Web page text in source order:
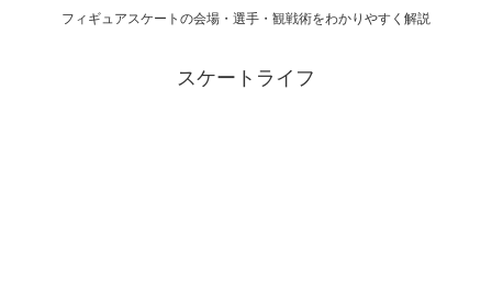
フィギュアスケートの会場・選手・観戦術をわかりやすく解説
スケートライフ